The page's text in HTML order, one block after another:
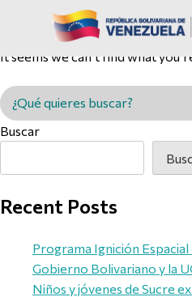
Nothing Found
It seems we can’t find what
Buscar en MINCYT
Buscar
Recent Posts
Programa Ignición
Gobierno Bolivariano y la
Niños y jóvenes de Sucre